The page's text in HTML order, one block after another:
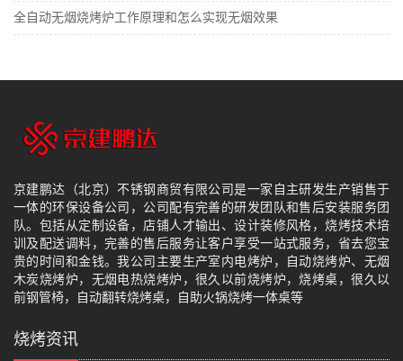
全自动无烟烧烤炉工作原理和怎么实现无烟效果
京建鹏达（北京）不锈钢商贸有限公司是一家自主研发生产销售于
一体的环保设备公司，公司配有完善的研发团队和售后安装服务团
队。包括从定制设备，店铺人才输出、设计装修风格，烧烤技术培
训及配送调料，完善的售后服务让客户享受一站式服务，省去您宝
贵的时间和金钱。我公司主要生产室内电烤炉，自动烧烤炉、无烟
木炭烧烤炉，无烟电热烧烤炉，很久以前烧烤炉，烧烤桌，很久以
前钢管椅，自动翻转烧烤桌，自助火锅烧烤一体桌等
烧烤资讯